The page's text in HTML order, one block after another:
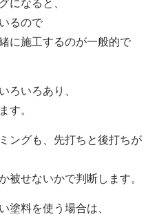
になると、
るので
に施工するのが一般的で
ろいろあり、
す。
ングも、先打ちと後打ちが
被せないかで判断します。
塗料を使う場合は、